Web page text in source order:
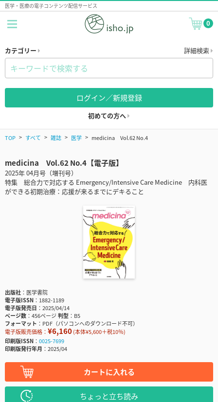
医学・医療の電子コンテンツ配信サービス
0
カテゴリー 詳細検索
ログイン／新規登録
初めての方へ
TOP すべて 雑誌 医学 medicina Vol.62 No.4
medicina Vol.62 No.4【電子版】
2025年 04月号（増刊号）
特集 総合力で対応する Emergency/Intensive Care Medicine 内科医
ができる初期治療：応援が来るまでにデキること
出版社
医学書院
電子版ISSN
1882-1189
電子版発売日
2025/04/14
ページ数
456ページ判型
B5
フォーマット
PDF（パソコンへのダウンロード不可）
電子版販売価格： ¥6,160(本体¥5,600＋税10％)
印刷版ISSN
0025-7699
印刷版発行年月
2025/04
カートに入れる
ちょっと立ち読み